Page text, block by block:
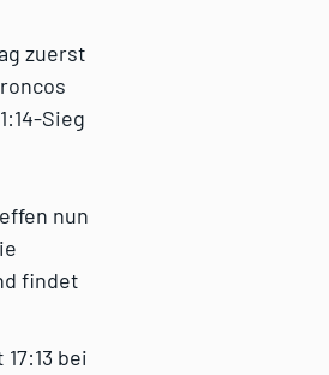
zuerst
Sieg
nun
findet
bei